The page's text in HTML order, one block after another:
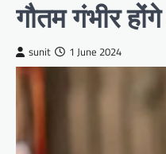
गौतम गंभीर
sunit 1 June 2024